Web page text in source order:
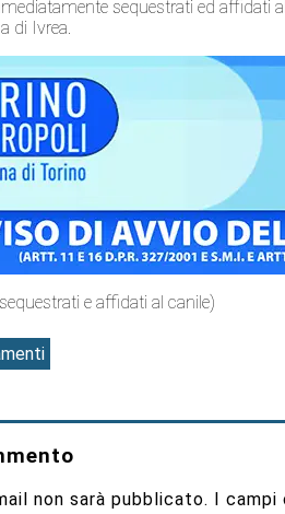
sequestrati ed affidati
di Ivrea.
e affidati al canile)
non sarà pubblicato. I